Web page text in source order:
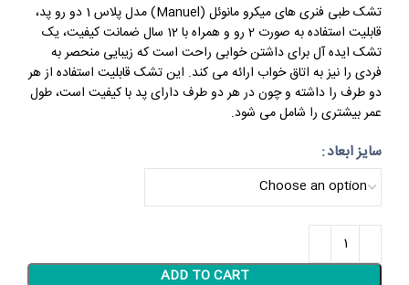
تشک طبی فنری های میکرو مانوئل (Manuel) مدل پلاس 1 دو رو پد،
قابلیت استفاده به صورت 2 رو و همراه با 12 سال ضمانت کیفیت، یک
تشک ایده آل برای داشتن خوابی راحت است که زیبایی منحصر به
فردی را نیز به اتاق خواب ارائه می کند. این تشک قابلیت استفاده از هر
دو طرف را داشته و چون در هر دو طرف دارای پد با کیفیت است، طول
عمر بیشتری را شامل می شود.
سایز ابعاد
ADD TO CART